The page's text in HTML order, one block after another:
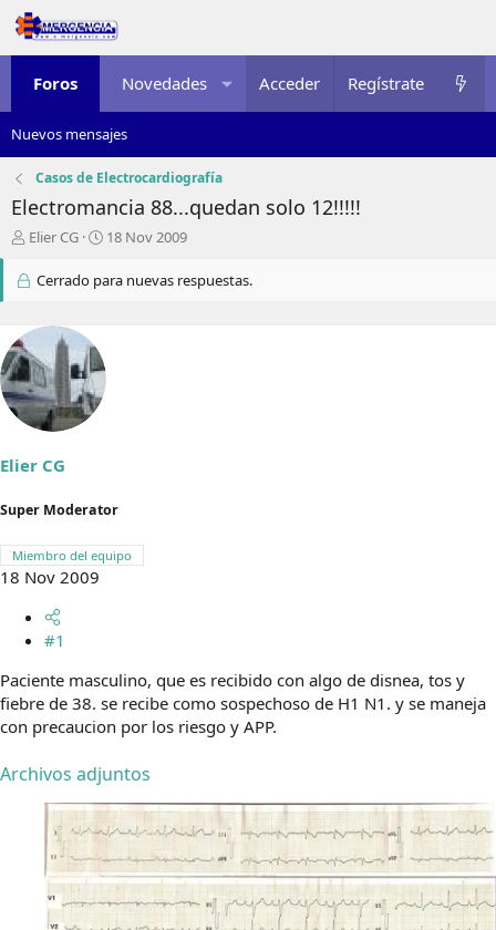
Foros Novedades Multimedia Recursos
Acceder Regístrate
Nuevos mensajes
Casos de Electrocardiografía
Electromancia 88...quedan solo 12!!!!!
I
i
a
d
o
r
d
e
t
m
Elier CG
F
c
i
18 Nov 2009
Cerrado para nuevas respuestas.
Elier CG
Super Moderator
Miembro del equipo
18 Nov 2009
#1
Paciente masculino, que es recibido con algo de disnea, tos y
fiebre de 38. se recibe como sospechoso de H1 N1. y se maneja
con precaucion por los riesgo y APP.
Archivos adjuntos